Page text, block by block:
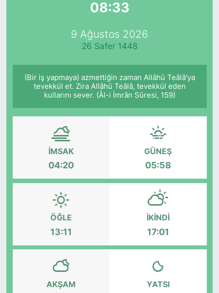
08:33
9 Ağustos 2026
26 Safer 1448
(Bir iş yapmaya) azmettiğin zaman Allâhü Teâlâ'ya
tevekkül et. Zira Allâhü Teâlâ, tevekkül eden
kullarını sever. (Âl-i İmrân Sûresi, 159)
İMSAK
04:20
GÜNEŞ
05:58
ÖĞLE
13:11
İKINDI
17:01
AKŞAM YATSI
Spor
ŞİRKET HABERLERİ
SAVUNMA SANAYİ
FUAR HABERLERİ
FUAR TAKVİMİ
Amerika Fuarları
FUAR RAPORU
FESTİVAL HABERLERİ
FESTİVAL TAKVİMİ
KONGRE HABERLERİ
KONGRE TAKVİMİ